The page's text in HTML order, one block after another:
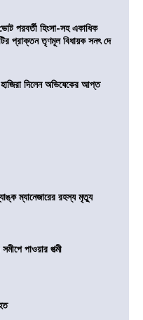
পরবর্তী হিংসা-সহ একাধিক
প্রাক্তন তৃণমূল বিধায়ক সনৎ দে
দিলেন অভিষেকের আপ্ত
ম্যানেজারের রহস্য মৃত্যু
পাওয়ার পত্মী